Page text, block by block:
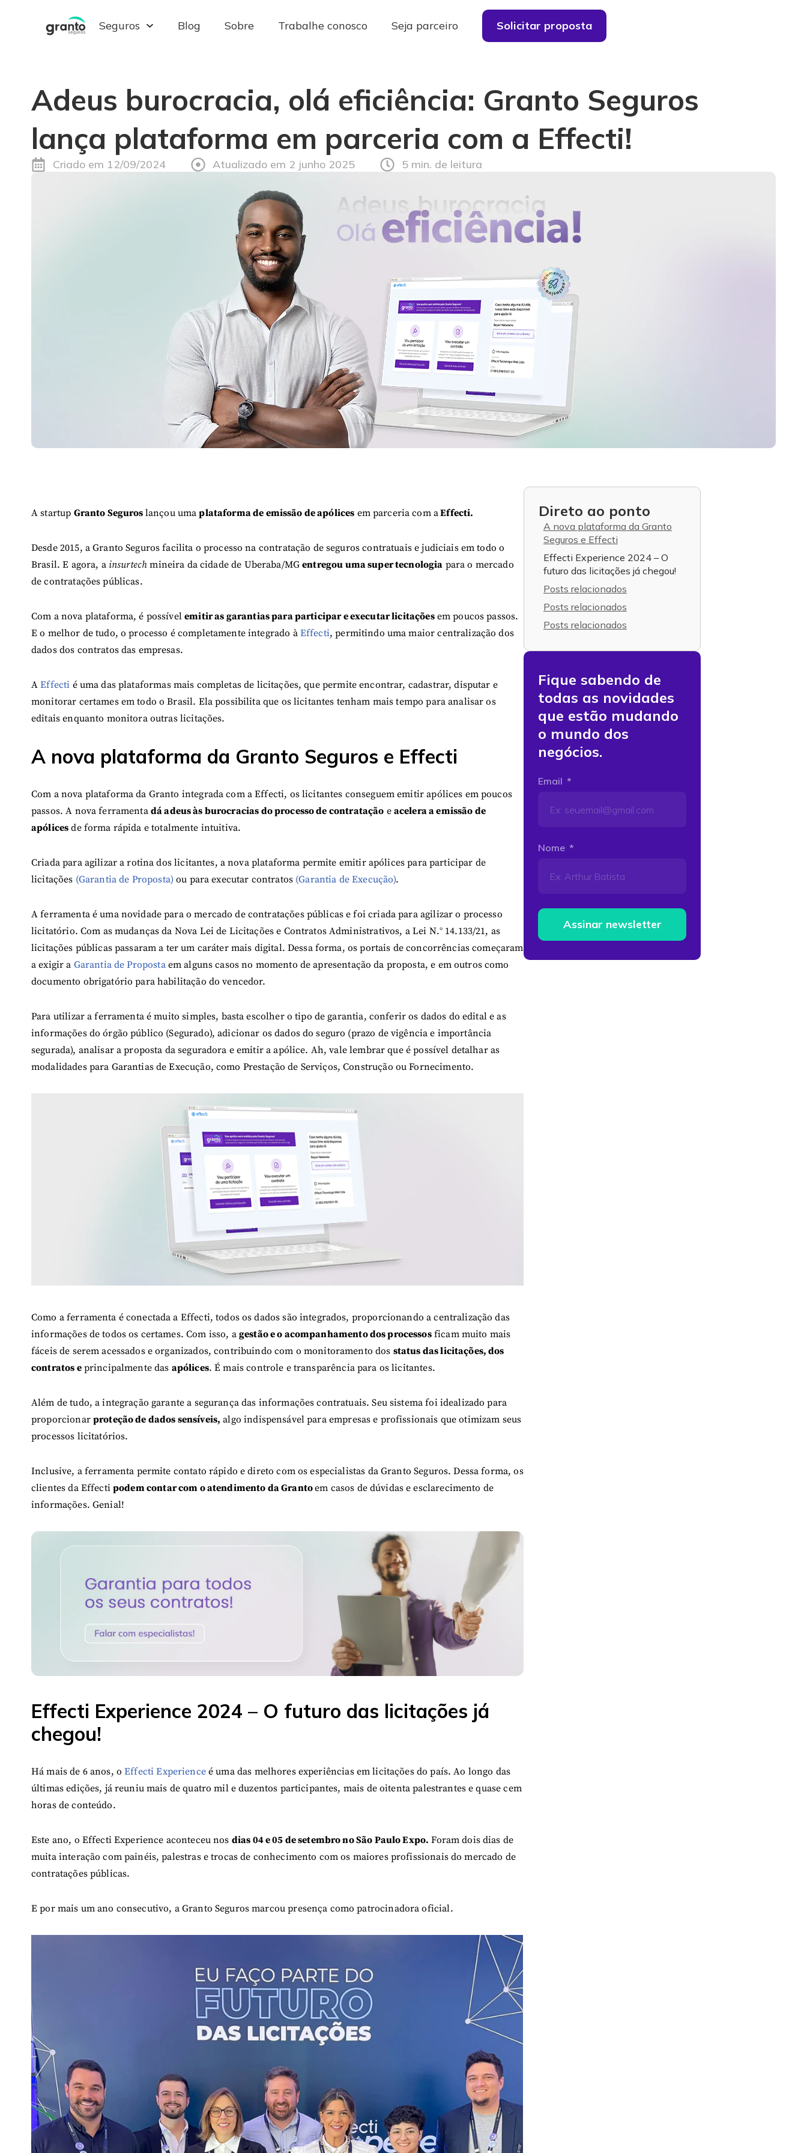
Seguros Blog Sobre Trabalhe conosco Seja parceiro Solicitar proposta
Adeus burocracia, olá eficiência: Granto Seguros
lança plataforma em parceria com a Effecti!
Criado em 12/09/2024 Atualizado em 2 junho 2025 5 min. de leitura
A startup Granto Seguros lançou umaplataforma de emissão de apólices em parceria com aEffecti.
Desde 2015, a Granto Seguros facilita o processo na contratação de seguros contratuais e judiciais em todo o
Brasil. E agora, a insurtechmineira da cidade de Uberaba/MGentregou uma super tecnologia para o mercado
de contratações públicas.
Com a nova plataforma, é possívelemitir as garantias para participar e executar licitaçõesem poucos passos.
E o melhor de tudo, o processo é completamente integrado à Effecti, permitindo uma maior centralização dos
dados dos contratos das empresas.
AEffecti é uma das plataformas mais completas de licitações, que permite encontrar, cadastrar, disputar e
monitorar certames em todo o Brasil. Ela possibilita que os licitantes tenham mais tempo para analisar os
editais enquanto monitora outras licitações.
A nova plataforma da Granto Seguros e Effecti
Com a nova plataforma da Granto integrada com a Effecti, os licitantes conseguem emitir apólices em poucos
passos. A nova ferramenta dá adeus às burocracias do processo de contratação e acelera a emissão de
apólices de forma rápida e totalmente intuitiva.
Criada para agilizar a rotina dos licitantes, a nova plataforma permite emitir apólices para participar de
licitações (Garantia de Proposta)ou para executar contratos (Garantia de Execução).
A ferramenta é uma novidade para o mercado de contratações públicas e foi criada para agilizar o processo
licitatório. Com as mudanças da Nova Lei de Licitações e Contratos Administrativos, a Lei N.° 14.133/21, as
licitações públicas passaram a ter um caráter mais digital. Dessa forma, os portais de concorrências começaram
a exigir a Garantia de Proposta em alguns casos no momento de apresentação da proposta, e em outros como
documento obrigatório para habilitação do vencedor.
Para utilizar a ferramenta é muito simples, basta escolher o tipo de garantia, conferir os dados do edital e as
informações do órgão público (Segurado), adicionar os dados do seguro (prazo de vigência e importância
segurada), analisar a proposta da seguradora e emitir a apólice. Ah, vale lembrar que é possível detalhar as
modalidades para Garantias de Execução, como Prestação de Serviços, Construção ou Fornecimento.
Como a ferramenta é conectada a Effecti, todos os dados são integrados, proporcionando a centralização das
informações de todos os certames. Com isso, a gestão e o acompanhamento dos processosficam muito mais
fáceis de serem acessados e organizados, contribuindo com o monitoramento dos status das licitações, dos
contratos eprincipalmente das apólices. É mais controle e transparência para os licitantes.
Além de tudo, a integração garante a segurança das informações contratuais. Seu sistema foi idealizado para
proporcionar proteção de dados sensíveis, algo indispensável para empresas e profissionais que otimizam seus
processos licitatórios.
Inclusive, a ferramenta permite contato rápido e direto com os especialistas da Granto Seguros. Dessa forma, os
clientes da Effectipodem contar com o atendimento da Grantoem casos de dúvidas e esclarecimento de
informações. Genial!
Effecti Experience 2024 – O futuro das licitações já
chegou!
Há mais de 6 anos, oEffecti Experienceé uma das melhores experiências em licitações do país. Ao longo das
últimas edições, já reuniu mais de quatro mil e duzentos participantes, mais de oitenta palestrantes e quase cem
horas de conteúdo.
Este ano, o Effecti Experience aconteceu nos dias 04 e 05 de setembro no São Paulo Expo. Foram dois dias de
muita interação com painéis, palestras e trocas de conhecimento com os maiores profissionais do mercado de
contratações públicas.
E por mais um ano consecutivo, a Granto Seguros marcou presença como patrocinadora oficial.
Direto ao ponto
A nova plataforma da Granto
Seguros e Effecti
Effecti Experience 2024 – O
futuro das licitações já chegou!
Posts relacionados
Posts relacionados
Posts relacionados
Fique sabendo de
todas as novidades
que estão mudando
o mundo dos
negócios.
Email
Nome
Assinar newsletter